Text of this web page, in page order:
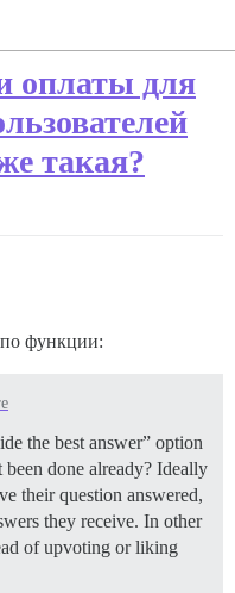
оплаты для
такая?
по функции:
the best answer” option
done already? Ideally
their question answered,
they receive. In other
of upvoting or liking